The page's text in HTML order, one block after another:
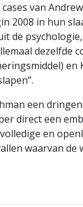
van
2008 in hun
de
dezelfde
een
direct een
en
waarvan de